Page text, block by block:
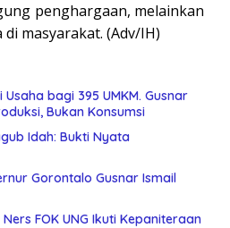
penghargaan, melainkan
masyarakat. (Adv/IH)
bagi 395 UMKM. Gusnar
Bukan Konsumsi
Idah: Bukti Nyata
Gorontalo Gusnar Ismail
FOK UNG Ikuti Kepaniteraan